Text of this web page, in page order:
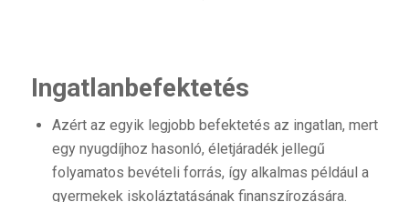
Ingatlanbefektetés
Azért az egyik legjobb befektetés az ingatlan, mert
egy nyugdíjhoz hasonló, életjáradék jellegű
folyamatos bevételi forrás, így alkalmas például a
gyermekek iskoláztatásának finanszírozására.